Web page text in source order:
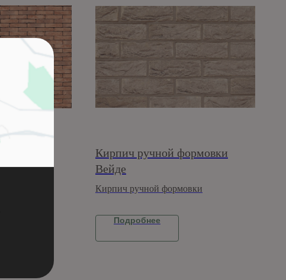
Кирпич ручной формовки
Вейде
Кирпич ручной формовки
Подробнее